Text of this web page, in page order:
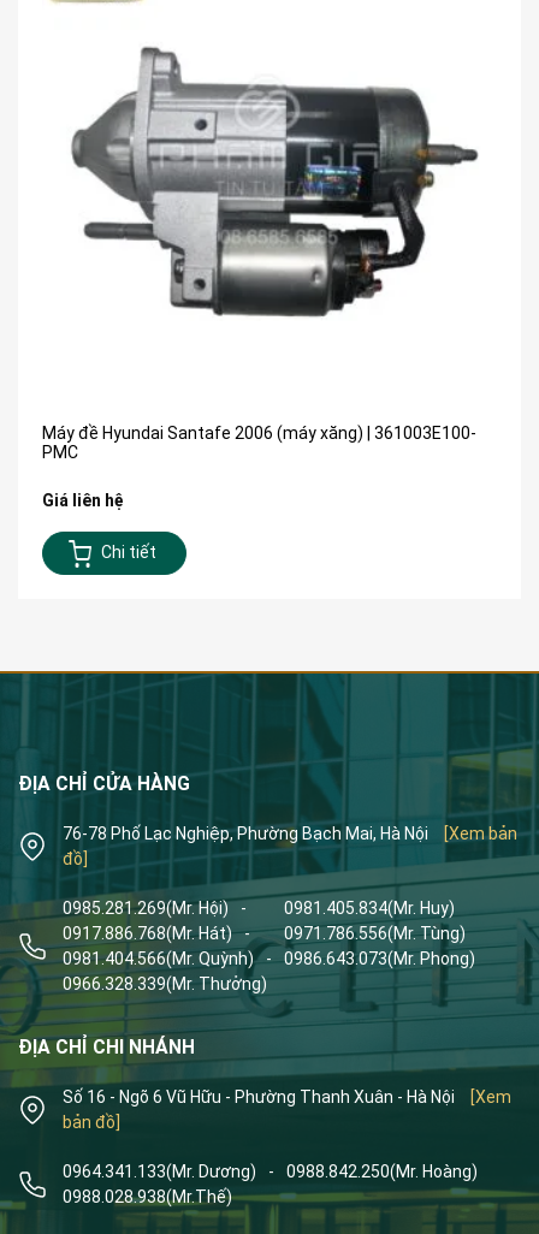
Máy đề Hyundai Santafe 2006 (máy xăng) | 361003E100-
PMC
Giá liên hệ
Chi tiết
ĐỊA CHỈ CỬA HÀNG
76-78 Phố Lạc Nghiệp, Phường Bạch Mai, Hà Nội
[Xem bản
đồ]
0985.281.269(Mr. Hội) - 0981.405.834(Mr. Huy)
0917.886.768(Mr. Hát) - 0971.786.556(Mr. Tùng)
0981.404.566(Mr. Quỳnh) - 0986.643.073(Mr. Phong)
0966.328.339(Mr. Thưởng)
ĐỊA CHỈ CHI NHÁNH
Số 16 - Ngõ 6 Vũ Hữu - Phường Thanh Xuân - Hà Nội
[Xem
bản đồ]
0964.341.133(Mr. Dương) - 0988.842.250(Mr. Hoàng)
0988.028.938(Mr.Thế)